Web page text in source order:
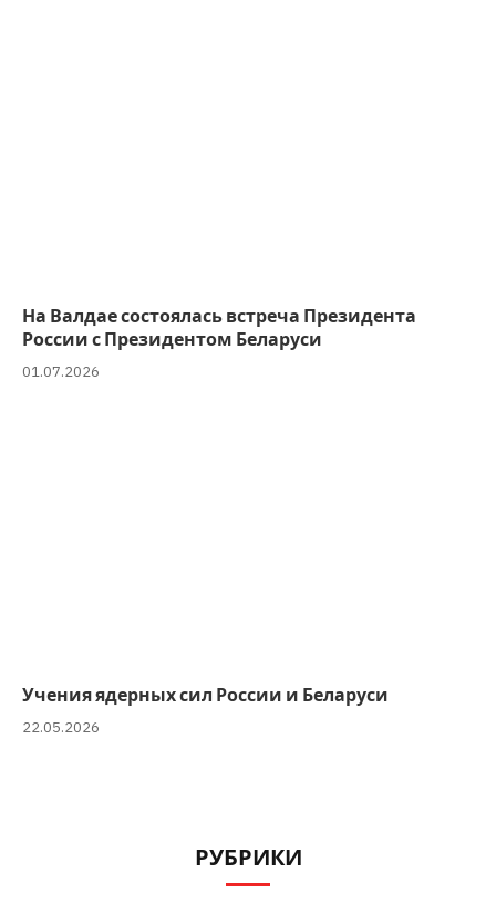
На Валдае состоялась встреча Президента
России с Президентом Беларуси
01.07.2026
Учения ядерных сил России и Беларуси
22.05.2026
РУБРИКИ